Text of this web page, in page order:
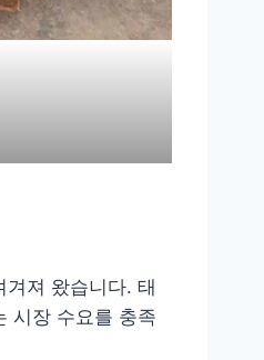
져 왔습니다. 태
시장 수요를 충족